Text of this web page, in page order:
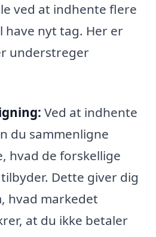
ved at indhente flere
have nyt tag. Her er
understreger
Ved at indhente
du sammenligne
hvad de forskellige
Dette giver dig
hvad markedet
at du ikke betaler